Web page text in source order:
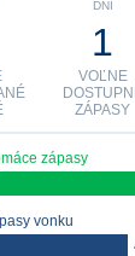
DNI
1
VOĽNE
ZÁPASY
zápasy
vonku